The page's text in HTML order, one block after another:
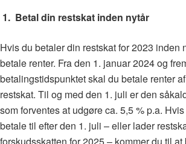
1. Betal din restskat inden nytår
Hvis du betaler din restskat for 2023 inden
betale renter. Fra den 1. januar 2024 og
betalingstidspunktet skal du betale renter
restskat. Til og med den 1. juli er den
som forventes at udgøre ca. 5,5 % p.a.
betale til efter den 1. juli – eller lader
forskudsskatten for 2025 – kommer du til at